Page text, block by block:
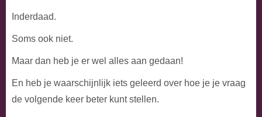
Inderdaad.
Soms ook niet.
Maar dan heb je er wel alles aan gedaan!
En heb je waarschijnlijk iets geleerd over hoe je je vraag
de volgende keer beter kunt stellen.